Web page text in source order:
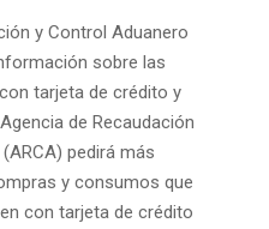
y Control Aduanero
sobre las
tarjeta de crédito y
de Recaudación
pedirá más
y consumos que
con tarjeta de crédito